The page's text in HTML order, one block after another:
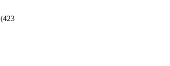
(423